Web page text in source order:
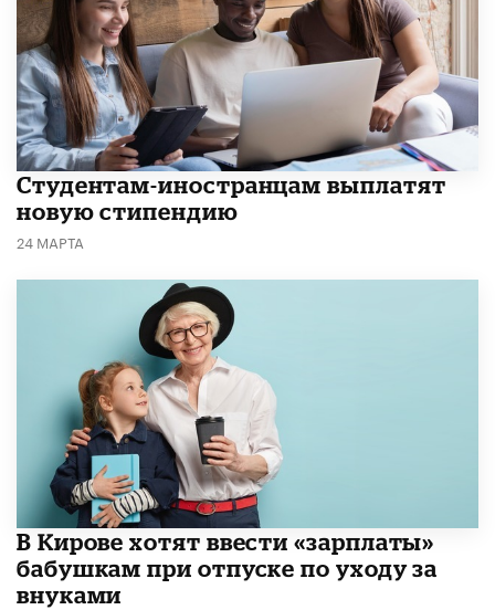
Студентам-иностранцам выплатят
новую стипендию
24 МАРТА
В Кирове хотят ввести «зарплаты»
бабушкам при отпуске по уходу за
внуками